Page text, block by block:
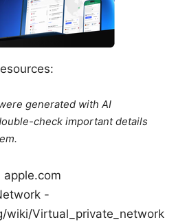
generated with AI
check important details
-
wiki/Virtual_private_network